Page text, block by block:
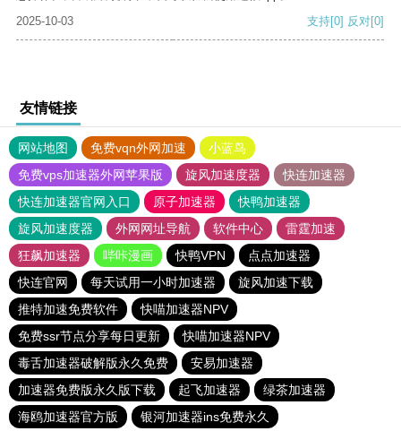
2025-10-03
支持[0] 反对[0]
友情链接
网站地图 免费vqn外网加速
小蓝鸟
免费vps加速器外网苹果版
旋风加速度器
快连加速器
快连加速器官网入口
原子加速器
快鸭加速器
旋风加速度器
外网网址导航 软件中心
雷霆加速
狂飙加速器
哔咔漫画 快鸭VPN
点点加速器
快连官网
每天试用一小时加速器
旋风加速下载
推特加速免费软件
快喵加速器NPV
免费ssr节点分享每日更新
快喵加速器NPV
毒舌加速器破解版永久免费
安易加速器
加速器免费版永久版下载
起飞加速器
绿茶加速器
海鸥加速器官方版
银河加速器ins免费永久